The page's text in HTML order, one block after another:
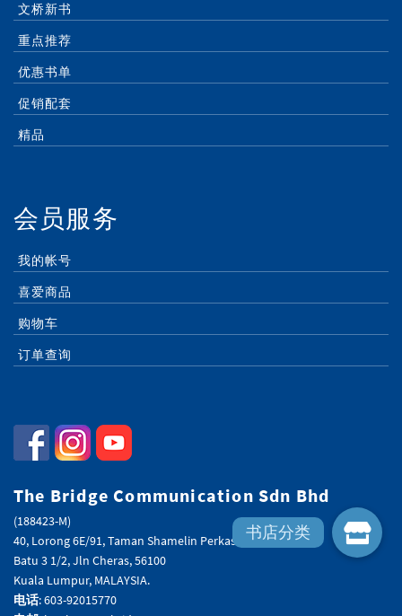
文桥新书
重点推荐
优惠书单
促销配套
精品
会员服务
我的帐号
喜爱商品
购物车
订单查询
The Bridge Communication Sdn Bhd
(188423-M)
40, Lorong 6E/91, Taman Shamelin Perkasa,
Batu 3 1/2, Jln Cheras, 56100
Kuala Lumpur, MALAYSIA.
电话: 603-92015770